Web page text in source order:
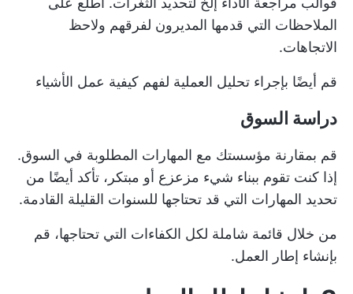
الملاحظات التي قدمها المديرون لفرقهم ولاحظ
الاتجاهات.
قم أيضًا بإجراء تحليل العملية لفهم كيفية عمل الأشياء
دراسة السوق
قم بمقارنة مؤسستك مع المهارات المطلوبة في السوق.
إذا كنت تقوم ببناء شيء مزعزع أو مبتكر، تأكد أيضًا من
تحديد المهارات التي قد تحتاجها للسنوات القليلة القادمة.
من خلال قائمة شاملة لكل الكفاءات التي تحتاجها، قم
بإنشاء إطار العمل.